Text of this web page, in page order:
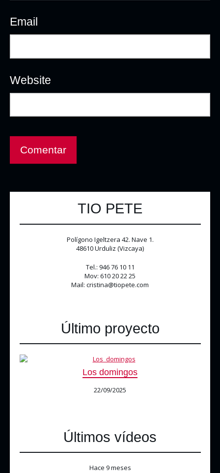
Email
Website
TIO PETE
Polígono Igeltzera 42. Nave 1.
48610 Urduliz (Vizcaya)
Tel.: 946 76 10 11
Mov: 610 20 22 25
Mail: cristina@tiopete.com
Último proyecto
Los domingos
22/09/2025
Últimos vídeos
Hace 9 meses